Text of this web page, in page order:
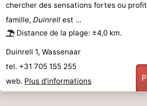
Sportive
Equitation
Boire
et
manger
Événements
Pratiques
Forum
chercher des sensations fortes ou
famille, Duinrell est ...
Distance de la plage: ±4,0 km.
Duinrell 1, Wassenaar
tel. +31 705 155 255
web. Plus d'informations